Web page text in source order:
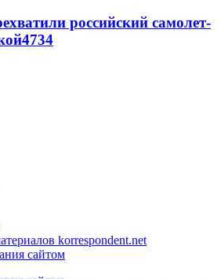
российский самолет-
4734
korrespondent.net
сайтом